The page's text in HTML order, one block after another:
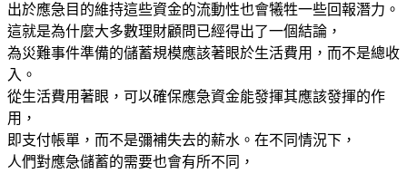
出於應急目的維持這些資金的流動性也會犧牲一些回報潛力。
這就是為什麼大多數理財顧問已經得出了一個結論，
為災難事件準備的儲蓄規模應該著眼於生活費用，而不是總收
入。
從生活費用著眼，可以確保應急資金能發揮其應該發揮的作
用，
即支付帳單，而不是彌補失去的薪水。在不同情況下，
人們對應急儲蓄的需要也會有所不同，